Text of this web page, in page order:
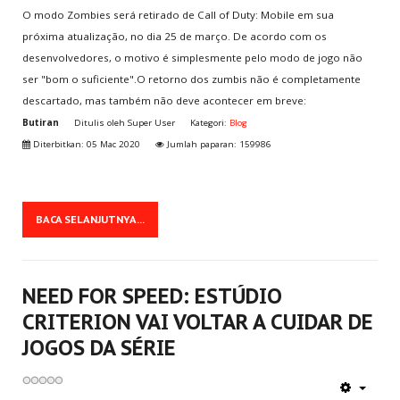
O modo Zombies será retirado de Call of Duty: Mobile em sua
próxima atualização, no dia 25 de março. De acordo com os
desenvolvedores, o motivo é simplesmente pelo modo de jogo não
ser "bom o suficiente".O retorno dos zumbis não é completamente
descartado, mas também não deve acontecer em breve:
Butiran Ditulis oleh Super User Kategori: Blog
Diterbitkan: 05 Mac 2020
Jumlah paparan: 159986
BACA SELANJUTNYA...
NEED FOR SPEED: ESTÚDIO
CRITERION VAI VOLTAR A CUIDAR DE
JOGOS DA SÉRIE
NOVOSGAMES
Super Mario Bros.
V0.8 Super Smash Flash 2
Tennis
Table Soccer
TERMOSLEGAIS
Política de Privacidade
Informação aos Pais
Política de Cookies
Todos os Termos